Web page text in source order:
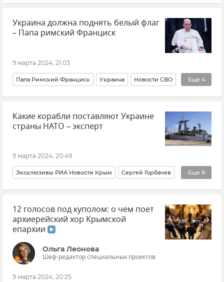
Культура
Украина должна поднять белый флаг
– Папа римский Франциск
9 марта 2024, 21:03
Еще 4
Папа Римский Франциск Украина Новости СВО
Новости Религия В мире Политика
Какие корабли поставляют Украине
страны НАТО – эксперт
9 марта 2024, 20:49
Еще 9
Эксклюзивы РИА Новости Крым Сергей Горбачев
Украина НАТО Корабль Армия и флот
Мнения Новости Крыма Новости Крым
ВСУ (Вооруженные силы Украины)
12 голосов под куполом: о чем поет
архиерейский хор Крымской
епархии
Ольга Леонова
Шеф-редактор специальных проектов
9 марта 2024, 20:25